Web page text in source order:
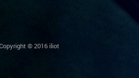
© 2016 iliot